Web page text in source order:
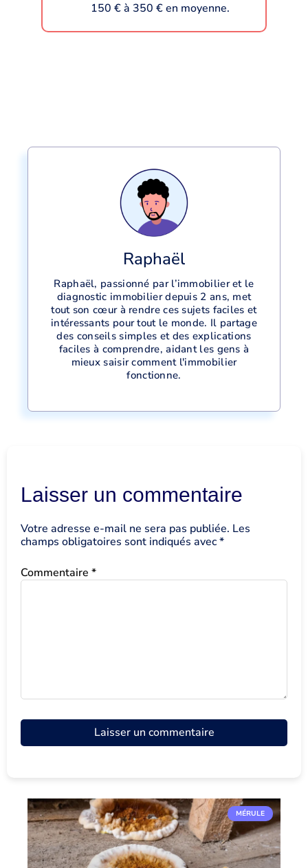
150 € à 350 € en moyenne.
Raphaël
Raphaël, passionné par l’immobilier et le
diagnostic immobilier depuis 2 ans, met
tout son cœur à rendre ces sujets faciles et
intéressants pour tout le monde. Il partage
des conseils simples et des explications
faciles à comprendre, aidant les gens à
mieux saisir comment l'immobilier
fonctionne.
Laisser un commentaire
Votre adresse e-mail ne sera pas publiée. Les
champs obligatoires sont indiqués avec*
Commentaire *
MÉRULE